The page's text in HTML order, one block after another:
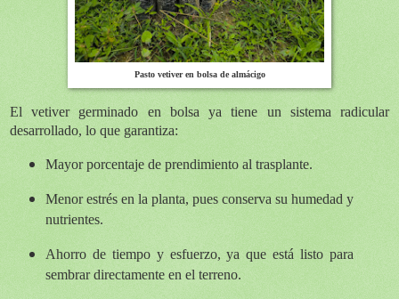
Pasto vetiver en bolsa de almácigo
El vetiver germinado en bolsa ya tiene un sistema radicular
desarrollado, lo que garantiza:
Mayor porcentaje de prendimientoal trasplante.
Menor estrés en la planta, pues conserva su humedad y
nutrientes.
Ahorro de tiempo y esfuerzo, ya que está listo para
sembrar directamente en el terreno.